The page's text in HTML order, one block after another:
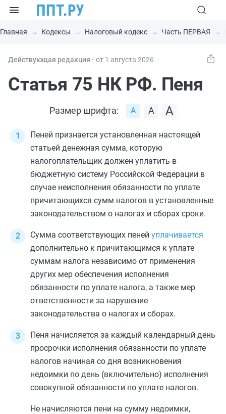
Главная Кодексы Налоговый кодекс Часть ПЕРВАЯ
Действующая редакция ⸱ от 1 августа 2026
Статья 75 НК РФ. Пеня
Размер шрифта:
Пеней признается установленная настоящей
статьей денежная сумма, которую
налогоплательщик должен уплатить в
бюджетную систему Российской Федерации в
случае неисполнения обязанности по уплате
причитающихся сумм налогов в установленные
законодательством о налогах и сборах сроки.
Сумма соответствующих пеней уплачивается
дополнительно к причитающимся к уплате
суммам налога независимо от применения
других мер обеспечения исполнения
обязанности по уплате налога, а также мер
ответственности за нарушение
законодательства о налогах и сборах.
Пеня начисляется за каждый календарный день
просрочки исполнения обязанности по уплате
налогов начиная со дня возникновения
недоимки по день (включительно) исполнения
совокупной обязанности по уплате налогов.
Не начисляются пени на сумму недоимки,